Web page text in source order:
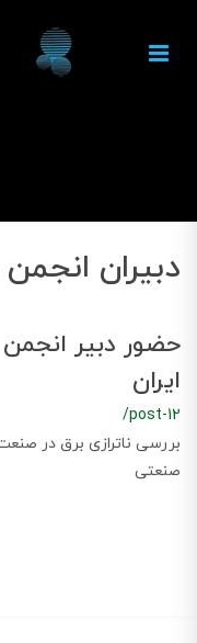
دبیران انجمن
حضور دبیر
ایران
/post-12
بررسی ناترازی برق در
صنعتی